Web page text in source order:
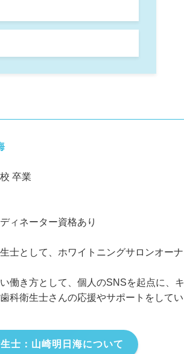
卒業
ィネーター資格あり
士として、ホワイトニングサロンオーナ
働き方として、個人のSNSを起点に、キ
科衛生士さんの応援やサポートをしてい
士：山崎明日海について